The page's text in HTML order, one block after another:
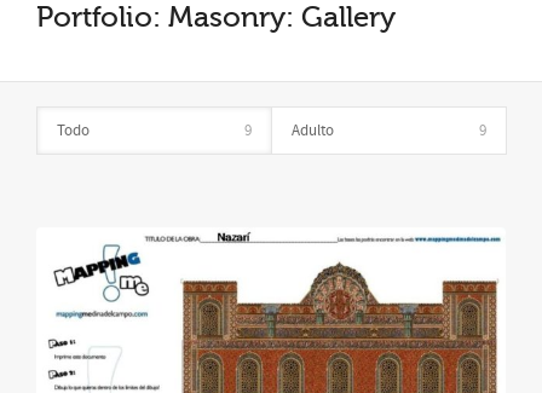
Portfolio: Masonry: Gallery
Todo 9 Adulto 9